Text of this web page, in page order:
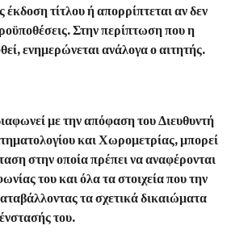
έκδοση τίτλου ή απορρίπτεται αν δεν
Στην περίπτωση που η
ενημερώνεται ανάλογα ο αιτητής.
με την απόφαση του Διευθυντή
και Χωρομετρίας, μπορεί
στην οποία πρέπει να αναφέρονται
του και όλα τα στοιχεία που την
τα σχετικά δικαιώματα
του.